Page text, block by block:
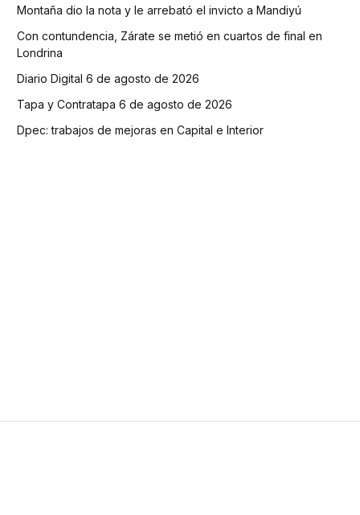
Montaña dio la nota y le arrebató el invicto a Mandiyú
Con contundencia, Zárate se metió en cuartos de final en
Londrina
Diario Digital 6 de agosto de 2026
Tapa y Contratapa 6 de agosto de 2026
Dpec: trabajos de mejoras en Capital e Interior